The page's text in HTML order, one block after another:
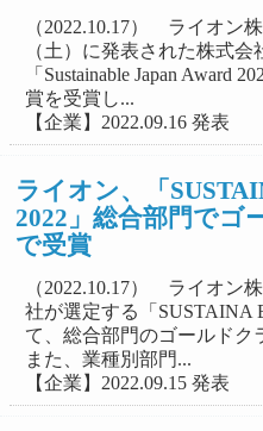
（2022.10.17） ライオン
（土）に発表された株式
「Sustainable Japan Award
賞を受賞し...
【企業】2022.09.16 発表
ライオン、「
2022」総合部門でゴ
で受賞
（2022.10.17） ライオン
社が選定する「SUSTAINA
て、総合部門のゴールドク
また、業種別部門...
【企業】2022.09.15 発表